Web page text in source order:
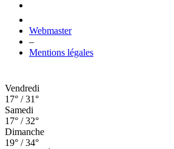
Webmaster
–
Mentions légales
Vendredi
17° / 31°
Samedi
17° / 32°
Dimanche
19° / 34°